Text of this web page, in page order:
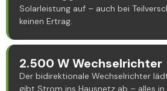
Solarleistung auf – auch bei
keinen Ertrag.
2.500 W Wechselrichter
Der bidirektionale Wechselrichter
gibt Strom ins Hausnetz ab – alles